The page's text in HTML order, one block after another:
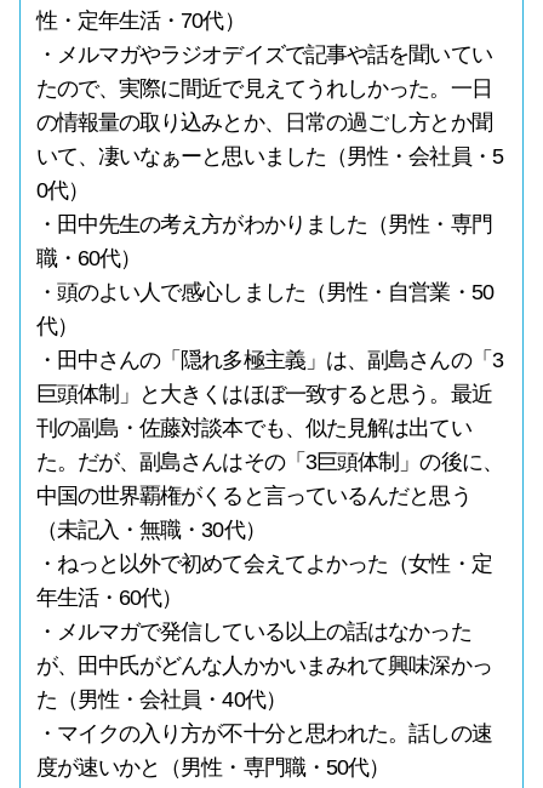
性・定年生活・70代）
・メルマガやラジオデイズで記事や話を聞いてい
たので、実際に間近で見えてうれしかった。一日
の情報量の取り込みとか、日常の過ごし方とか聞
いて、凄いなぁーと思いました（男性・会社員・5
0代）
・田中先生の考え方がわかりました（男性・専門
職・60代）
・頭のよい人で感心しました（男性・自営業・50
代）
・田中さんの「隠れ多極主義」は、副島さんの「3
巨頭体制」と大きくはほぼ一致すると思う。最近
刊の副島・佐藤対談本でも、似た見解は出てい
た。だが、副島さんはその「3巨頭体制」の後に、
中国の世界覇権がくると言っているんだと思う
（未記入・無職・30代）
・ねっと以外で初めて会えてよかった（女性・定
年生活・60代）
・メルマガで発信している以上の話はなかった
が、田中氏がどんな人かかいまみれて興味深かっ
た（男性・会社員・40代）
・マイクの入り方が不十分と思われた。話しの速
度が速いかと（男性・専門職・50代）